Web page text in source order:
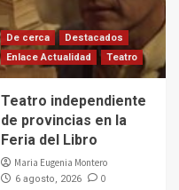
De cerca
Destacados
Enlace Actualidad
Teatro
Teatro independiente
de provincias en la
Feria del Libro
Maria Eugenia Montero
6 agosto, 2026 0